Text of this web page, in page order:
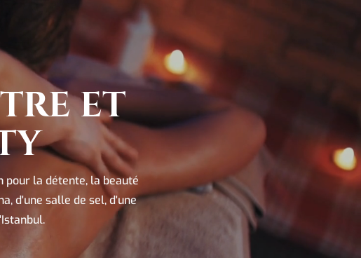
ET
pour la détente, la beauté
d'une salle de sel, d'une